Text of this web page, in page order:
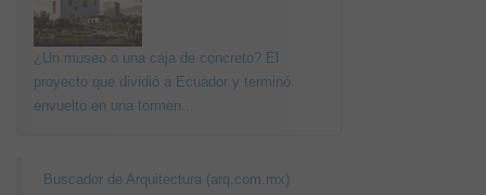
¿Un museo o una caja de concreto? El
proyecto que dividió a Ecuador y terminó
envuelto en una tormen...
Buscador de Arquitectura (arq.com.mx)